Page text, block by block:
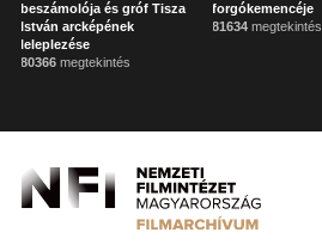
beszámolója és gróf Tisza
István arcképének
leleplezése
80366 megtekintés
forgókemencéje
81634 megtekintés